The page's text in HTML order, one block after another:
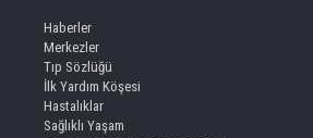
Haberler
Merkezler
Tıp Sözlüğü
İlk Yardım Köşesi
Hastalıklar
Sağlıklı Yaşam